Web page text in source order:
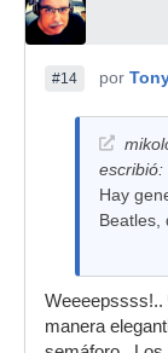
#14 por
escribió:
Hay
Beatles,
Weeeepssss!..
manera